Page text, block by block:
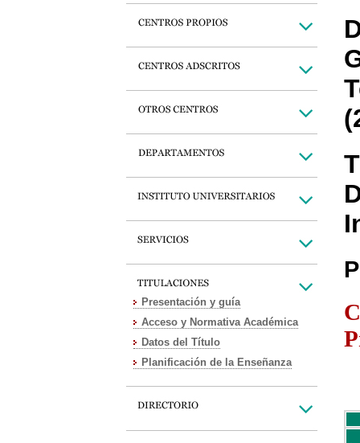
Presentación y guía
Acceso y Normativa Académica
Datos del Título
Planificación de la Enseñanza